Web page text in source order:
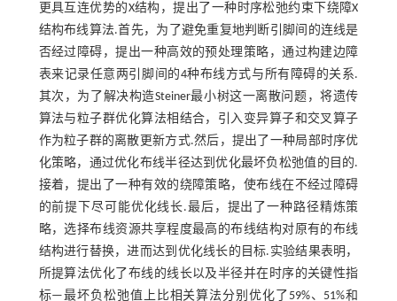
更具互连优势的X结构，提出了一种时序松弛约束下绕障X
结构布线算法.首先，为了避免重复地判断引脚间的连线是
否经过障碍，提出一种高效的预处理策略，通过构建边障
表来记录任意两引脚间的4种布线方式与所有障碍的关系.
其次，为了解决构造Steiner最小树这一离散问题，将遗传
算法与粒子群优化算法相结合，引入变异算子和交叉算子
作为粒子群的离散更新方式.然后，提出了一种局部时序优
化策略，通过优化布线半径达到优化最坏负松弛值的目的.
接着，提出了一种有效的绕障策略，使布线在不经过障碍
的前提下尽可能优化线长.最后，提出了一种路径精炼策
略，选择布线资源共享程度最高的布线结构对原有的布线
结构进行替换，进而达到优化线长的目标.实验结果表明，
所提算法优化了布线的线长以及半径并在时序的关键性指
标—最坏负松弛值上比相关算法分别优化了59%、51%和